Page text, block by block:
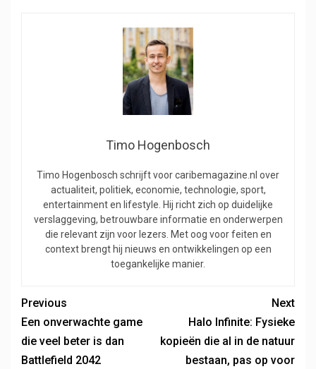
Timo Hogenbosch
Timo Hogenbosch schrijft voor caribemagazine.nl over
actualiteit, politiek, economie, technologie, sport,
entertainment en lifestyle. Hij richt zich op duidelijke
verslaggeving, betrouwbare informatie en onderwerpen
die relevant zijn voor lezers. Met oog voor feiten en
context brengt hij nieuws en ontwikkelingen op een
toegankelijke manier.
Previous
Een onverwachte game
die veel beter is dan
Battlefield 2042
Next
Halo Infinite: Fysieke
kopieën die al in de natuur
bestaan, pas op voor